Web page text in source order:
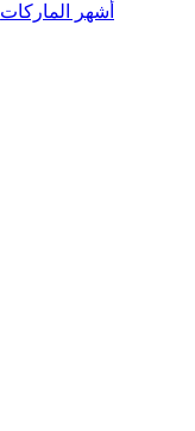
أشهر الماركات